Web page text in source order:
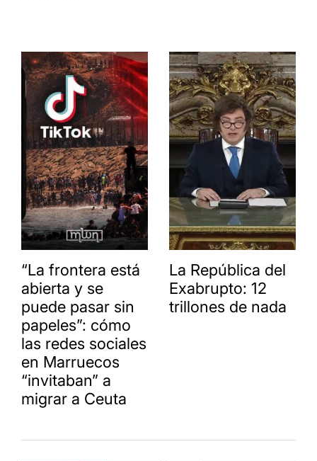
“La frontera está
abierta y se
puede pasar sin
papeles”: cómo
las redes sociales
en Marruecos
“invitaban” a
migrar a Ceuta
La República del
Exabrupto: 12
trillones de nada